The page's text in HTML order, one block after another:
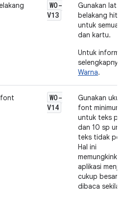
WO-
V13
Gunakan latar
belakang
untuk semua
dan kartu.
Untuk
Warna.
WO-
V14
Gunakan
font minimum
untuk teks
dan 10 sp
teks tidak
Hal ini
aplikasi
cukup besar
dibaca sekilas.